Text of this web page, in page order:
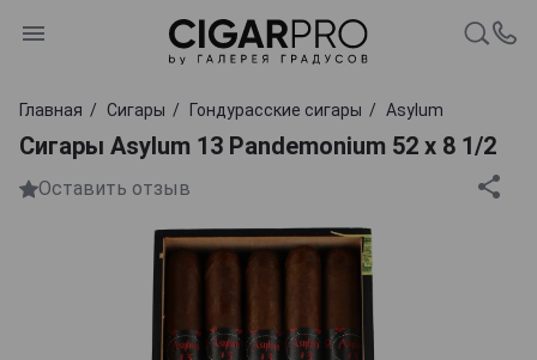
Главная Сигары Гондурасские сигары Asylum
Сигары Asylum 13 Pandemonium 52 x 8 1/2
Оставить отзыв